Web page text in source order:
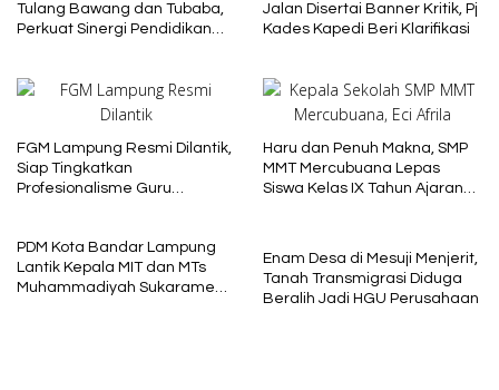
Tulang Bawang dan Tubaba,
Perkuat Sinergi Pendidikan
Jalan Disertai Banner Kritik, Pj
Kades Kapedi Beri Klarifikasi
FGM Lampung Resmi Dilantik,
Siap Tingkatkan
Profesionalisme Guru
Haru dan Penuh Makna, SMP
MMT Mercubuana Lepas
Siswa Kelas IX Tahun Ajaran
PDM Kota Bandar Lampung
Lantik Kepala MIT dan MTs
Muhammadiyah Sukarame
Enam Desa di Mesuji Menjerit,
Tanah Transmigrasi Diduga
Beralih Jadi HGU Perusahaan